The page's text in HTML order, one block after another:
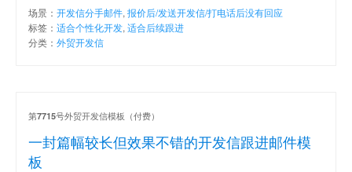
场景： 开发信分手邮件, 报价后/发送开发信/打电话后没有回应
标签： 适合个性化开发, 适合后续跟进
分类： 外贸开发信
一封篇幅较长但效果不错的开发信跟进邮件模
板
第7715号外贸开发信模板（付费）